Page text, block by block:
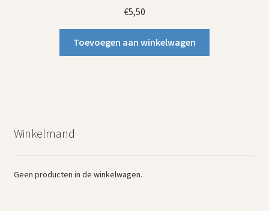
€5,50
Toevoegen aan winkelwagen
Winkelmand
Geen producten in de winkelwagen.